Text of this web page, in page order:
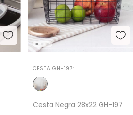
CESTA GH-197:
Cesta Negra 28x22 GH-197